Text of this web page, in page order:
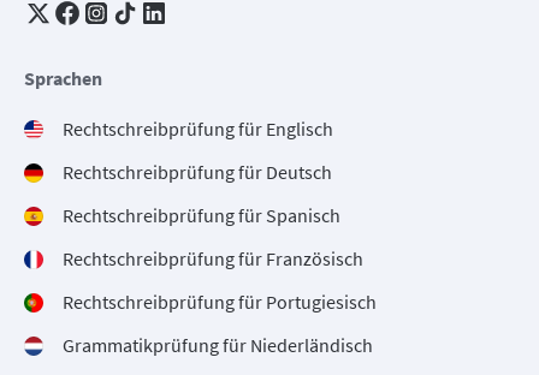
Sprachen
Rechtschreibprüfung für Englisch
Rechtschreibprüfung für Deutsch
Rechtschreibprüfung für Spanisch
Rechtschreibprüfung für Französisch
Rechtschreibprüfung für Portugiesisch
Grammatikprüfung für Niederländisch